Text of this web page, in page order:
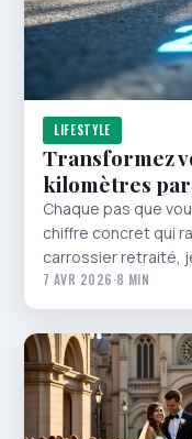
LIFESTYLE
Transformez
kilomètres
Chaque pas que
chiffre concret qui
carrossier retraité,
7 AVR 2026·8 MIN